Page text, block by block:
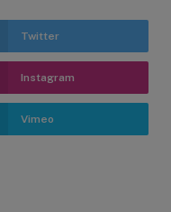
Twitter
Instagram
Vimeo